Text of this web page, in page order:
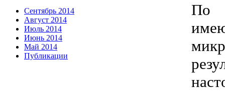
Сентябрь 2014
Август 2014
Июль 2014
Июнь 2014
Май 2014
Публикации
По